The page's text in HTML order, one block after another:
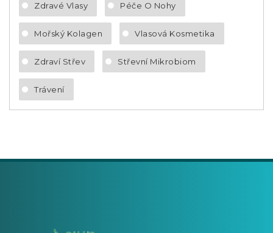
Zdravé Vlasy Péče O Nohy
Mořský Kolagen Vlasová Kosmetika
Zdraví Střev Střevní Mikrobiom
Trávení